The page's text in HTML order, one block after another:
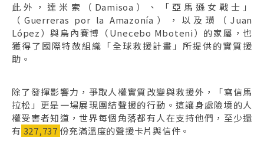
此外，達米索（Damisoa）、「亞馬遜女戰士」
（Guerreras por la Amazonía），以及璜（Juan
López）與烏內賽博（Unecebo Mboteni）的家屬，也
獲得了國際特赦組織「全球救援計畫」所提供的實質援
助。
除了發揮影響力，爭取人權實質改變與救援外，「寫信馬
拉松」更是一場展現團結聲援的行動。這讓身處險境的人
權受害者知道，世界每個角落都有人在支持他們，至少還
有 327,737 份充滿溫度的聲援卡片與信件。